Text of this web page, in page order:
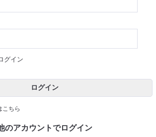
グイン
ログイン
こちら
のアカウントでログイン